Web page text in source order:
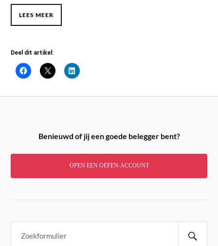
LEES MEER
Deel dit artikel:
Benieuwd of jij een goede belegger bent?
OPEN EEN OEFEN-ACCOUNT